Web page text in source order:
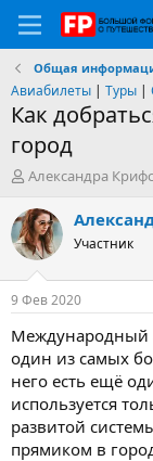
Общая
Авиабилеты | Туры |
Как
город
А
т
о
р
т
е
м
ы
Александра
Участник
9 Фев 2020
Международный
один из самых
него есть ещё
используется
развитой
прямиком в